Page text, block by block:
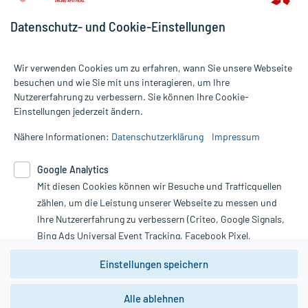
Alle Preise gelten inkl. MwSt., ggf. zzgl. Versandkosten
Informationen auf dieser Website werden ausschließlich für
die Untersuchung und Behandlung durch einen Arzt. Bitte
Therapien eingeleitet werden können. | Diese Webseite benutzt
Google Analytics. Lesen Sie bitte dazu die wichtigen Hinweise in
unserer Datenschutzerklärung. Für den Widerruf einer Bestellung
nutzen Sie das Formular:
Vertrag widerrufen
*Hinweise zu unseren Aktionen und Bewertungen
Datenschutz- und Cookie-Einstellungen
Wir verwenden Cookies um zu erfahren, wann Sie unsere Webseite
besuchen und wie Sie mit uns interagieren, um Ihre
Nutzererfahrung zu verbessern. Sie können Ihre Cookie-
Einstellungen jederzeit ändern.
Nähere Informationen: Datenschutzerklärung Impressum
Google Analytics
Mit diesen Cookies können wir Besuche und Trafficquellen
zählen, um die Leistung unserer Webseite zu messen und
Ihre Nutzererfahrung zu verbessern (Criteo, Google Signals,
Bing Ads Universal Event Tracking, Facebook Pixel,
Youtube-Social Plugin).
Wir weisen darauf hin, dass die
zwingend den Europäischen Anforderungen gem. EU-
Einstellungen speichern
Alle ablehnen